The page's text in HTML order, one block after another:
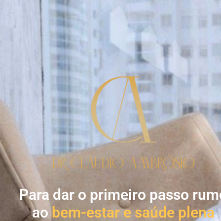
Para dar o primeiro passo
ao bem-estar e saúde plena